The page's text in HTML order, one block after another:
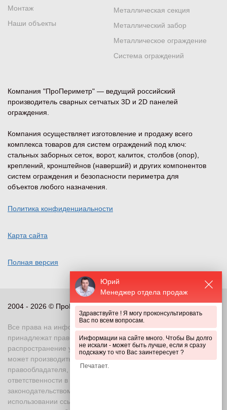
Новочеркасск, ул. Крайняя, 2Д
Пенза, ул. Чаадаева, 36А
Показать на карте
+7 (342) 292-14-05
, проспект 40-летия Победы, 85/4
+7 (863) 320-71-05
Самара, Заводское шоссе, д.1
+7 (846) 212-56-50
Юрий
Менеджер отдела продаж
Здравствуйте ! Я могу проконсультировать
Вас по всем вопросам.
Информации на сайте много. Чтобы Вы долго
не искали - может быть лучше, если я сразу
подскажу то что Вас заинтересует ?
Компания "ПроПериметр" — ведущий российский
производитель сварных сетчатых 3D и 2D панелей
ограждения.
Компания осуществляет изготовление и продажу всего
комплекса товаров для систем ограждений под ключ:
стальных заборных сеток, ворот, калиток, столбов (опор),
креплений, кронштейнов (наверший) и других компонентов
систем ограждения и безопасности периметра для
объектов любого назначения.
Политика конфиденциальности
Карта сайта
Полная версия
Металлическая секция
Металлический забор
Металлическое ограждение
Система ограждений
Монтаж
Наши объекты
2004 - 2026 © ПроПериметр, все права защищены
Все права на информационные и иные материалы сайта
принадлежат правообладателю. Воспроизведение или
распространение указанных материалов в любой форме
может производиться только с письменного разрешения
правообладателя, в противном случае возможно применение
ответственности в соответствии с действующим
законодательством Российской Федерации. При
использовании ссылка на правообладателя и источник